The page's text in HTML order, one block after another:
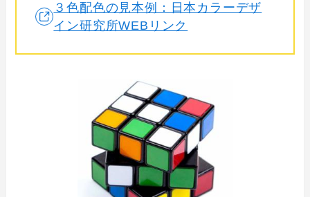
３色配色の見本例：日本カラーデザ
イン研究所WEBリンク